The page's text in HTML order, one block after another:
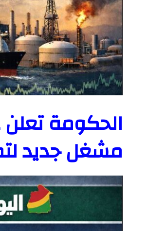
الحكومة
مشغل جديد